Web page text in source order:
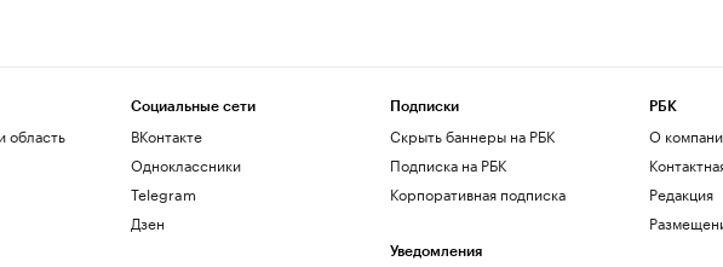
область
Социальные сети
ВКонтакте
Одноклассники
Telegram
Дзен
Подписки
Скрыть баннеры на РБК
Подписка на РБК
Корпоративная подписка
Уведомления
РБК
О
Редакция